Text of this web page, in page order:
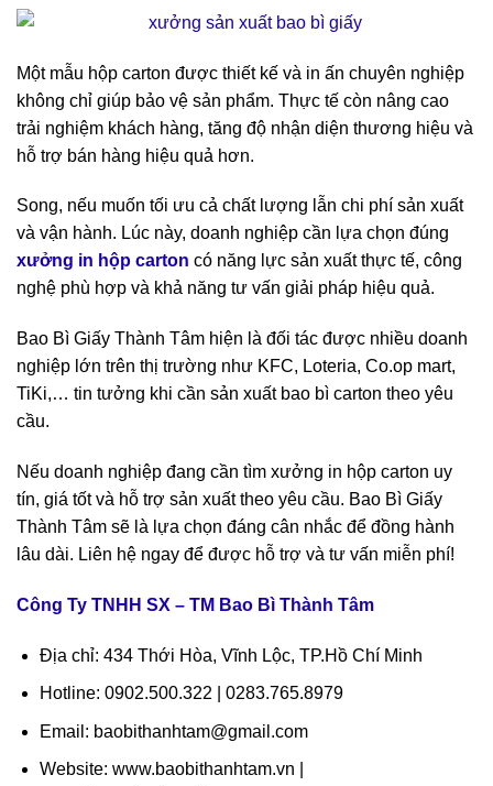
Một mẫu hộp carton được thiết kế và in ấn chuyên nghiệp
không chỉ giúp bảo vệ sản phẩm. Thực tế còn nâng cao
trải nghiệm khách hàng, tăng độ nhận diện thương hiệu và
hỗ trợ bán hàng hiệu quả hơn.
Song, nếu muốn tối ưu cả chất lượng lẫn chi phí sản xuất
và vận hành. Lúc này, doanh nghiệp cần lựa chọn đúng
xưởng in hộp carton có năng lực sản xuất thực tế, công
nghệ phù hợp và khả năng tư vấn giải pháp hiệu quả.
Bao Bì Giấy Thành Tâm hiện là đối tác được nhiều doanh
nghiệp lớn trên thị trường như KFC, Loteria, Co.op mart,
TiKi,… tin tưởng khi cần sản xuất bao bì carton theo yêu
cầu.
Nếu doanh nghiệp đang cần tìm xưởng in hộp carton uy
tín, giá tốt và hỗ trợ sản xuất theo yêu cầu. Bao Bì Giấy
Thành Tâm sẽ là lựa chọn đáng cân nhắc để đồng hành
lâu dài. Liên hệ ngay để được hỗ trợ và tư vấn miễn phí!
Công Ty TNHH SX – TM Bao Bì Thành Tâm
Địa chỉ: 434 Thới Hòa, Vĩnh Lộc, TP.Hồ Chí Minh
Hotline: 0902.500.322 | 0283.765.8979
Email: baobithanhtam@gmail.com
Website: www.baobithanhtam.vn |